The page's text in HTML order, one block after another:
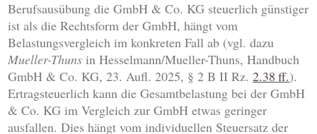
Berufsausübung die GmbH & Co. KG steuerlich günstiger
ist als die Rechtsform der GmbH, hängt vom
Belastungsvergleich im konkreten Fall ab (vgl. dazu
Mueller-Thuns in Hesselmann/Mueller-Thuns, Handbuch
GmbH & Co. KG, 23. Aufl. 2025, § 2 B II Rz.2.38 ff.).
Ertragsteuerlich kann die Gesamtbelastung bei der GmbH
& Co. KG im Vergleich zur GmbH etwas geringer
ausfallen. Dies hängt vom individuellen Steuersatz der